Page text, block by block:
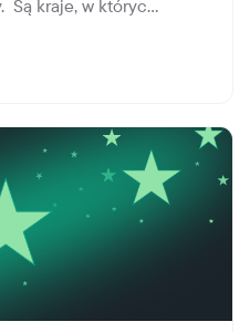
Są kraje, w któryc...